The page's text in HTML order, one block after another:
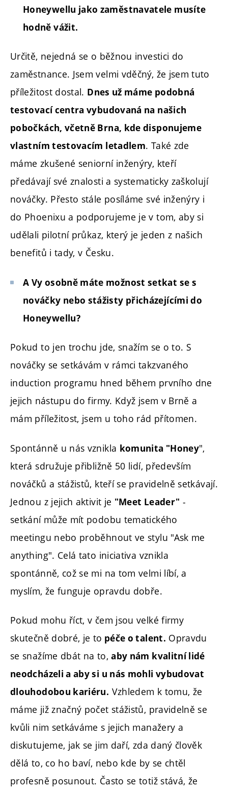
Honeywellu jako zaměstnavatele musíte
hodně vážit.
Určitě, nejedná se o běžnou investici do
zaměstnance. Jsem velmi vděčný, že jsem tuto
příležitost dostal. Dnes už máme podobná
testovací centra vybudovaná na našich
pobočkách, včetně Brna, kde disponujeme
vlastním testovacím letadlem. Také zde
máme zkušené seniorní inženýry, kteří
předávají své znalosti a systematicky zaškolují
nováčky. Přesto stále posíláme své inženýry i
do Phoenixu a podporujeme je v tom, aby si
udělali pilotní průkaz, který je jeden z našich
benefitů i tady, v Česku.
A Vy osobně máte možnost setkat se s
nováčky nebo stážisty přicházejícími do
Honeywellu?
Pokud to jen trochu jde, snažím se o to. S
nováčky se setkávám v rámci takzvaného
induction programu hned během prvního dne
jejich nástupu do firmy. Když jsem v Brně a
mám příležitost, jsem u toho rád přítomen.
Spontánně u nás vznikla komunita "Honey",
která sdružuje přibližně 50 lidí, především
nováčků a stážistů, kteří se pravidelně setkávají.
Jednou z jejich aktivit je "Meet Leader" -
setkání může mít podobu tematického
meetingu nebo proběhnout ve stylu "Ask me
anything". Celá tato iniciativa vznikla
spontánně, což se mi na tom velmi líbí, a
myslím, že funguje opravdu dobře.
Pokud mohu říct, v čem jsou velké firmy
skutečně dobré, je to péče o talent. Opravdu
se snažíme dbát na to,aby nám kvalitní lidé
neodcházeli a aby si u nás mohli vybudovat
dlouhodobou kariéru. Vzhledem k tomu, že
máme již značný počet stážistů, pravidelně se
kvůli nim setkáváme s jejich manažery a
diskutujeme, jak se jim daří, zda daný člověk
dělá to, co ho baví, nebo kde by se chtěl
profesně posunout. Často se totiž stává, že